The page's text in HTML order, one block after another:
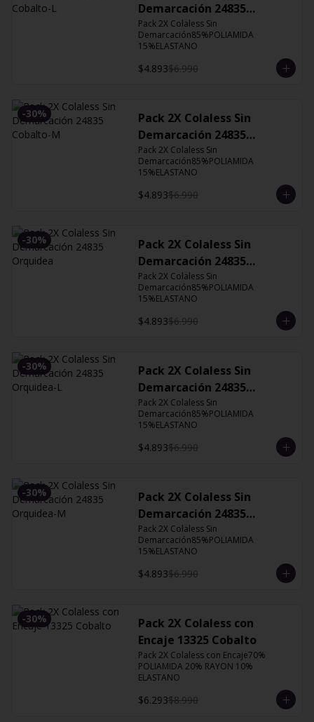
Demarcación 24835
Cobalto-L
Pack 2X Colaless Sin
Demarcación85%POLIAMIDA
15%ELASTANO
$4.893$6.990
-30%
Pack 2X Colaless Sin
Demarcación 24835
Cobalto-M
Pack 2X Colaless Sin
Demarcación85%POLIAMIDA
15%ELASTANO
$4.893$6.990
-30%
Pack 2X Colaless Sin
Demarcación 24835
Orquidea
Pack 2X Colaless Sin
Demarcación85%POLIAMIDA
15%ELASTANO
$4.893$6.990
-30%
Pack 2X Colaless Sin
Demarcación 24835
Orquidea-L
Pack 2X Colaless Sin
Demarcación85%POLIAMIDA
15%ELASTANO
$4.893$6.990
-30%
Pack 2X Colaless Sin
Demarcación 24835
Orquidea-M
Pack 2X Colaless Sin
Demarcación85%POLIAMIDA
15%ELASTANO
$4.893$6.990
-30%
Pack 2X Colaless con
Encaje 13325 Cobalto
Pack 2X Colaless con Encaje70%
POLIAMIDA 20% RAYON 10%
ELASTANO
$6.293$8.990